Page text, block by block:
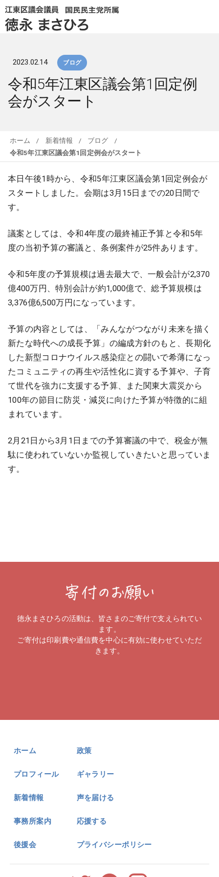
2023.02.14 ブログ
令和5年江東区議会第1回定例
会がスタート
ホーム / 新着情報 / ブログ
/
令和5年江東区議会第1回定例会がスタート
本日午後1時から、令和5年江東区議会第1回定例会が
スタートしました。会期は3月15日までの20日間で
す。
議案としては、令和4年度の最終補正予算と令和5年
度の当初予算の審議と、条例案件が25件あります。
令和5年度の予算規模は過去最大で、一般会計が2,370
億400万円、特別会計が約1,000億で、総予算規模は
3,376億6,500万円になっています。
予算の内容としては、「みんながつながり未来を描く
新たな時代への成長予算」の編成方針のもと、長期化
した新型コロナウイルス感染症との闘いで希薄になっ
たコミュニティの再生や活性化に資する予算や、子育
て世代を強力に支援する予算、また関東大震災から
100年の節目に防災・減災に向けた予算が特徴的に組
まれています。
2月21日から3月1日までの予算審議の中で、税金が無
駄に使われていないか監視していきたいと思っていま
す。
徳永まさひろの活動は、皆さまのご寄付で支えられてい
ます。
ご寄付は印刷費や通信費を中心に有効に使わせていただ
きます。
ホーム
プロフィール
新着情報
事務所案内
後援会
政策
ギャラリー
声を届ける
応援する
プライバシーポリシー